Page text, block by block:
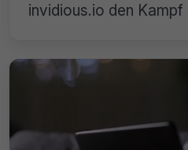
invidious.io den Kampf